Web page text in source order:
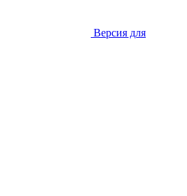
Версия для